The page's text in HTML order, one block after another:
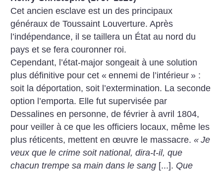
Cet ancien esclave est un des principaux
généraux de Toussaint Louverture. Après
l’indépendance, il se taillera un État au nord du
pays et se fera couronner roi.
Cependant, l’état-major songeait à une solution
plus définitive pour cet « ennemi de l’intérieur » :
soit la déportation, soit l’extermination. La seconde
option l’emporta. Elle fut supervisée par
Dessalines en personne, de février à avril 1804,
pour veiller à ce que les officiers locaux, même les
plus réticents, mettent en œuvre le massacre.« Je
veux que le crime soit national, dira-t-il, que
chacun trempe sa main dans le sang [...]. Que